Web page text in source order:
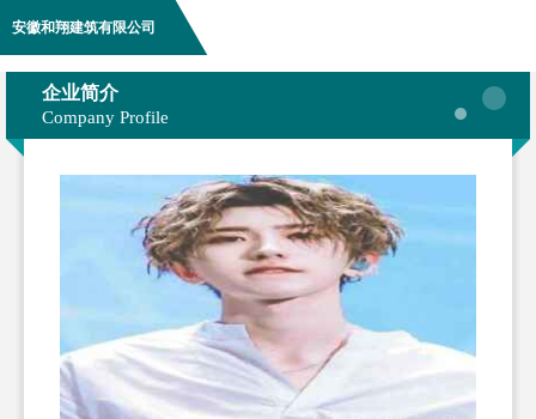
安徽和翔建筑有限公司
企业简介
Company Profile